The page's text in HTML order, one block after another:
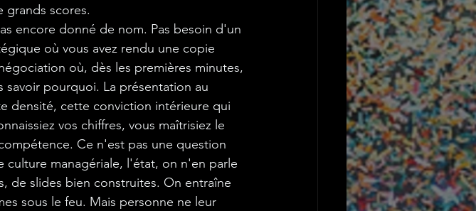
grands scores.
encore donné de nom. Pas besoin d'un
où vous avez rendu une copie
où, dès les premières minutes,
savoir pourquoi. La présentation au
densité, cette conviction intérieure qui
vos chiffres, vous maîtrisiez le
Ce n'est pas une question
managériale, l'état, on n'en parle
de slides bien construites. On entraîne
sous le feu. Mais personne ne leur